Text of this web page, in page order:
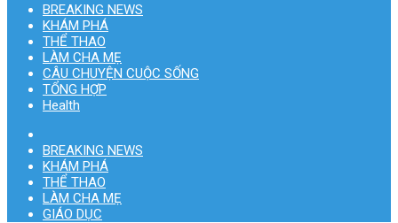
BREAKING NEWS
KHÁM PHÁ
THỂ THAO
LÀM CHA MẸ
CÂU CHUYỆN CUỘC SỐNG
TỔNG HỢP
Health
BREAKING NEWS
KHÁM PHÁ
THỂ THAO
LÀM CHA MẸ
GIÁO DỤC